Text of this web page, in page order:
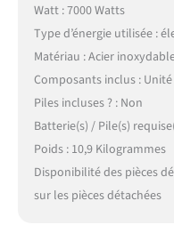
Watt : 7000 Watts
Type d’énergie utilisée :
Matériau : Acier
Composants inclus :
Piles incluses ? : Non
Batterie(s) / Pile(s)
Poids : 10,9 Kilogrammes
Disponibilité des pièces
sur les pièces détachées